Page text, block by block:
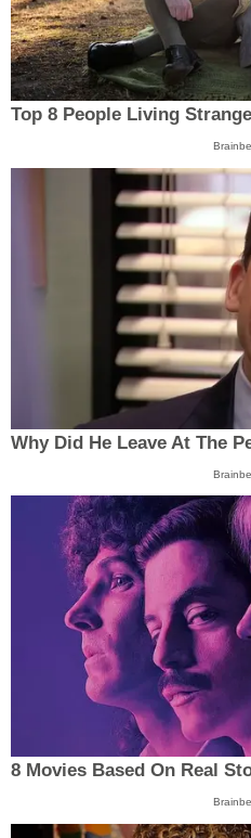
Top 8 People Living
Why Did He Leave At The
8 Movies Based On Real